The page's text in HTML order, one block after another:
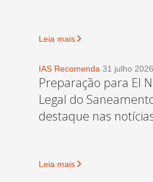
Leia mais
IAS Recomenda 31 julho 2026
Preparação para El
Legal do
destaque nas
Leia mais